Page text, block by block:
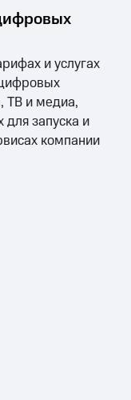
и услугах
ТВ и медиа,
для запуска и
компании